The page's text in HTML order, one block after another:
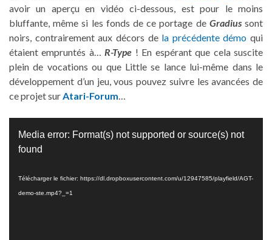
avoir un aperçu en vidéo ci-dessous, est pour le moins
bluffante, même si les fonds de ce portage de Gradius sont
noirs, contrairement aux décors de la précédente démo qui
étaient empruntés à… R-Type ! En espérant que cela suscite
plein de vocations ou que Little se lance lui-même dans le
développement d’un jeu, vous pouvez suivre les avancées de
ce projet sur Atari-Forum
vidéo
Media error: Format(s) not supported or source(s) not
found
Télécharger le fichier: https://dl.dropboxusercontent.com/u/12947585/playfield/AGT-
demo-ste.mp4?_=1